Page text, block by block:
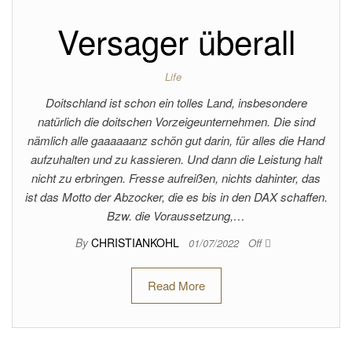
Versager überall
Life
Doitschland ist schon ein tolles Land, insbesondere
natürlich die doitschen Vorzeigeunternehmen. Die sind
nämlich alle gaaaaaanz schön gut darin, für alles die Hand
aufzuhalten und zu kassieren. Und dann die Leistung halt
nicht zu erbringen. Fresse aufreißen, nichts dahinter, das
ist das Motto der Abzocker, die es bis in den DAX schaffen.
Bzw. die Voraussetzung,…
By CHRISTIANKOHL 01/07/2022 Off
Read More